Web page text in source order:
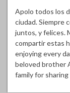
Apolo todos los
ciudad. Siempre
juntos, y felices.
compartir estas
enjoying every
beloved brother
family for